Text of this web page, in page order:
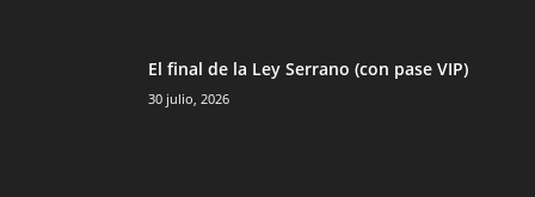
El final de la Ley Serrano (con pase VIP)
30 julio, 2026